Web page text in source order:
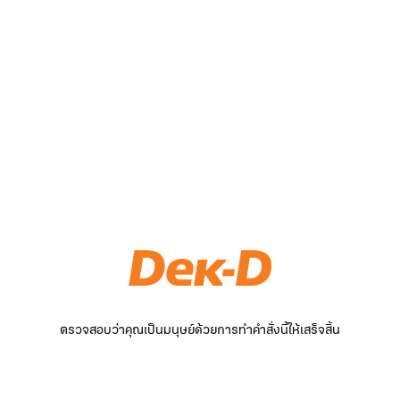
ตรวจสอบว่าคุณเป็นมนุษย์ด้วยการทำคำสั่งนี้ให้เสร็จสิ้น